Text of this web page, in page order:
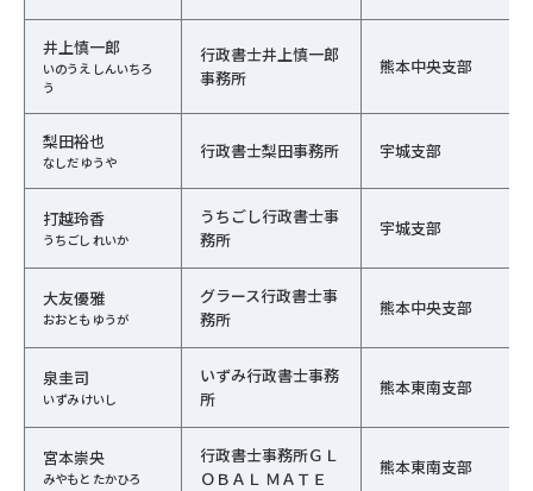
井上慎一郎
いのうえ しんいちろ
う
行政書士井上慎一郎
事務所
熊本中央支部
梨田裕也
なしだ ゆうや
行政書士梨田事務所 宇城支部
打越玲香
うちごし れいか
うちごし行政書士事
務所
宇城支部
大友優雅
おおとも ゆうが
グラース行政書士事
務所
熊本中央支部
泉圭司
いずみ けいし
いずみ行政書士事務
所
熊本東南支部
宮本崇央
みやもと たかひろ
行政書士事務所ＧＬ
ＯＢＡＬ ＭＡＴＥ
熊本東南支部